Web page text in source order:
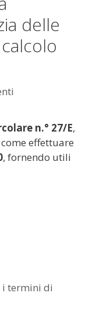
delle
n.° 27/E,
effettuare
, fornendo utili
termini di